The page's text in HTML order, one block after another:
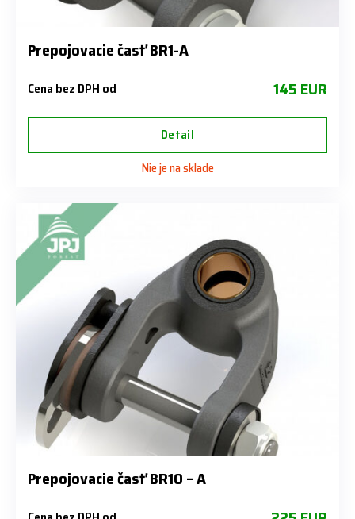
Prepojovacie časť BR1-A
Cena bez DPH od 145 EUR
Detail
Nie je na sklade
Prepojovacie časť BR10 – A